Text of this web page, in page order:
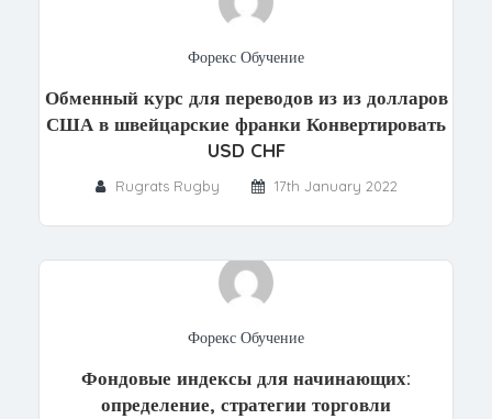
Форекс Обучение
Обменный курс для переводов из из долларов
США в швейцарские франки Конвертировать
USD CHF
Rugrats Rugby 17th January 2022
Форекс Обучение
Фондовые индексы для начинающих:
определение, стратегии торговли